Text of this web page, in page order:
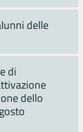
delle
di
dello